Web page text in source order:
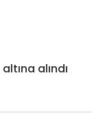
alındı